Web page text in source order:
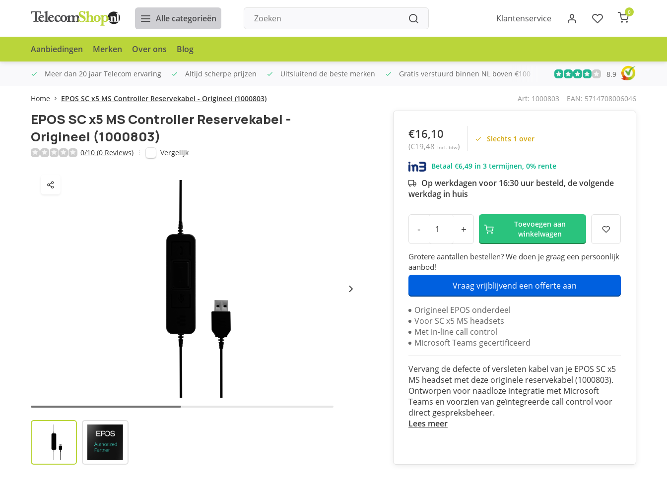
Alle categorieën Klantenservice
0
Aanbiedingen Merken Over ons Blog
Meer dan 20 jaar Telecom ervaring Altijd scherpe prijzen Uitsluitend de beste merken Gratis verstuurd binnen NL boven €100 Meer dan 20 jaar Telecom
8.9
Home EPOS SC x5 MS Controller Reservekabel - Origineel (1000803) Art: 1000803 EAN: 5714708006046
EPOS SC x5 MS Controller Reservekabel -
Origineel (1000803)
0/10 (0 Reviews) Vergelijk
€16,10
(€19,48 Incl. btw)
Slechts 1 over
Betaal €6,49 in 3 termijnen, 0% rente
Op werkdagen voor 16:30 uur besteld, de volgende
werkdag in huis
- +
Toevoegen aan
winkelwagen
Grotere aantallen bestellen? We doen je graag een persoonlijk
aanbod!
Vraag vrijblijvend een offerte aan
Origineel EPOS onderdeel
Voor SC x5 MS headsets
Met in-line call control
Microsoft Teams gecertificeerd
Vervang de defecte of versleten kabel van je EPOS SC x5
MS headset met deze originele reservekabel (1000803).
Ontworpen voor naadloze integratie met Microsoft
Teams en voorzien van geïntegreerde call control voor
direct gespreksbeheer.
Lees meer